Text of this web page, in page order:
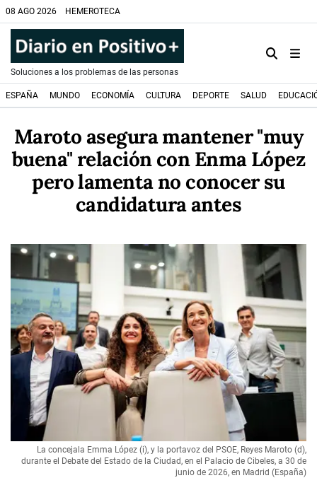
08 AGO 2026 HEMEROTECA
Soluciones a los problemas de las personas
ESPAÑA MUNDO ECONOMÍA CULTURA DEPORTE SALUD
Maroto asegura mantener "muy
buena" relación con Enma López
pero lamenta no conocer su
candidatura antes
La concejala Emma López (i), y la portavoz del PSOE, Reyes Maroto (d),
durante el Debate del Estado de la Ciudad, en el Palacio de Cibeles, a 30 de
junio de 2026, en Madrid (España)